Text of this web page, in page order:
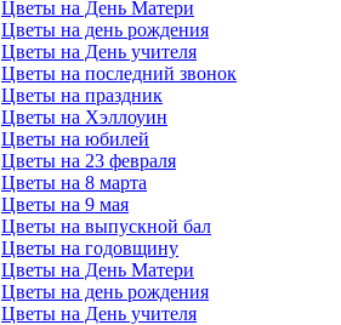
Цветы на День Матери
Цветы на день рождения
Цветы на День учителя
Цветы на последний звонок
Цветы на праздник
Цветы на Хэллоуин
Цветы на юбилей
Цветы на 23 февраля
Цветы на 8 марта
Цветы на 9 мая
Цветы на выпускной бал
Цветы на годовщину
Цветы на День Матери
Цветы на день рождения
Цветы на День учителя